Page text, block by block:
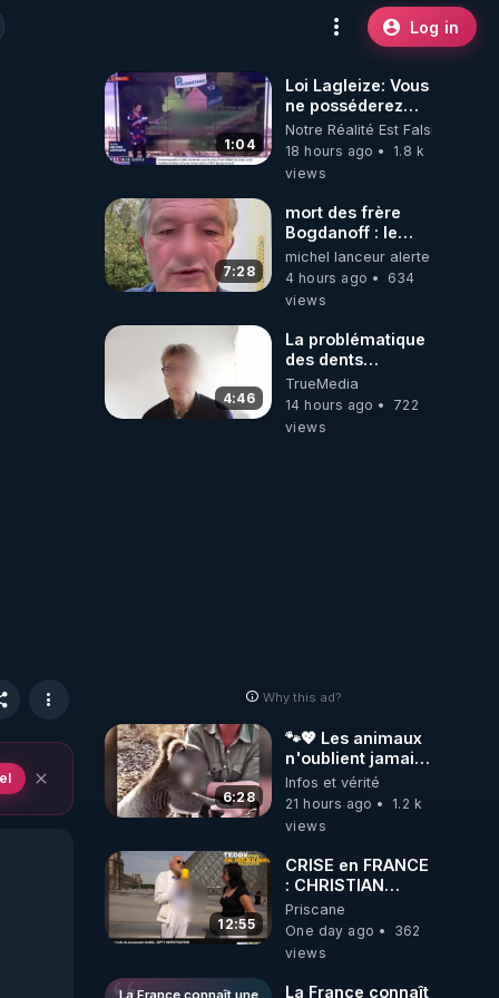
Log in
1:04
Loi Lagleize: Vous
ne posséderez
plus rien et vous
serez heureux !
Notre Réalité Est Falsifiée Et
18 hours ago
1.8 k
views
7:28
mort des frère
Bogdanoff : le
mensonge d état
michel lanceur alerte
4 hours ago
634
views
4:46
La problématique
des dents
dévitalisées et
des implants
TrueMedia
14 hours ago
722
views
Why this ad?
6:28
🐾💖 Les animaux
n'oublient jamais
ceux qu'ils
aiment… 🥹❤️
Infos et vérité
21 hours ago
1.2 k
views
12:55
CRISE en FRANCE
: CHRISTIAN
COTTEN FAIT une
étrange
découverte
Priscane
One day ago
362
views
La France connaît une
La France connaît